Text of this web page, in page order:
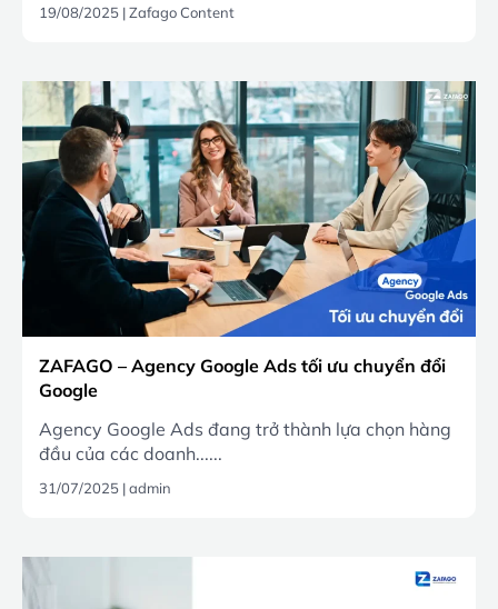
19/08/2025 |Zafago Content
ZAFAGO – Agency Google Ads tối ưu chuyển đổi
Google
Agency Google Ads đang trở thành lựa chọn hàng
đầu của các doanh......
31/07/2025 |admin